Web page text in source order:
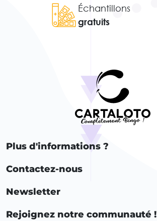
Échantillons
gratuits
Plus d'informations ?
Contactez-nous
Newsletter
Rejoignez notre communauté !